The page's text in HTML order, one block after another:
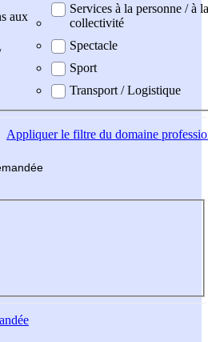
aux
Services à la personne / à la
collectivité
Spectacle
Sport
Transport / Logistique
Appliquerle filtre du domaine